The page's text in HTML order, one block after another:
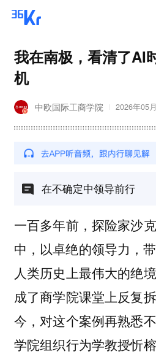
我在南极，看清了AI
机
中欧国际工商学院 2026年05
在不确定中领导前行
一百多年前，探险家沙
中，以卓绝的领导力，
人类历史上最伟大的绝
成了商学院课堂上反复
今，对这个案例再熟悉
学院组织行为学教授忻